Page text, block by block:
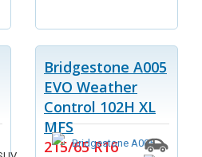
Bridgestone A005
EVO Weather
Control 102H XL
MFS
215/65 R16